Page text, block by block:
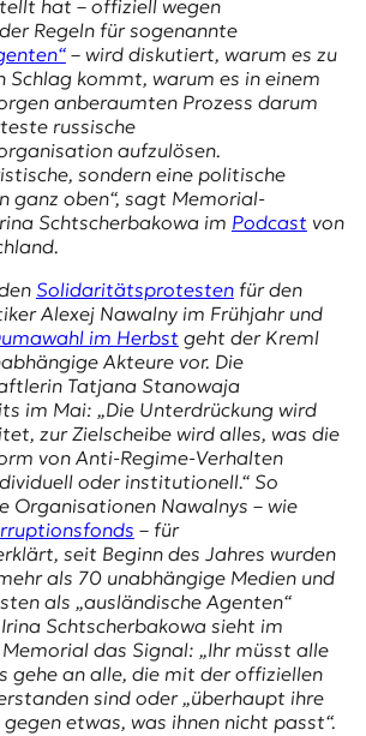
hat – offiziell wegen
Regeln für sogenannte
– wird diskutiert, warum es zu
Schlag kommt, warum es in einem
anberaumten Prozess darum
russische
aufzulösen.
sondern eine politische
ganz oben“, sagt Memorial-
Schtscherbakowa im Podcast von
Solidaritätsprotestenfür den
Alexej Nawalny im Frühjahr und
im Herbst geht der Kreml
Akteure vor. Die
Tatjana Stanowaja
im Mai: „Die Unterdrückung wird
zur Zielscheibe wird alles, was die
von Anti-Regime-Verhalten
oder institutionell.“ So
Organisationen Nawalnys – wie
– für
seit Beginn des Jahres wurden
als 70 unabhängige Medien und
als „ausländische Agenten“
Schtscherbakowa sieht im
das Signal: „Ihr müsst alle
gehe an alle, die mit der offiziellen
sind oder „überhaupt ihre
etwas, was ihnen nicht passt“.